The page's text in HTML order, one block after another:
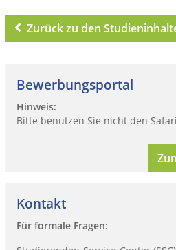
Zurück zu den
Bewerbungsportal
Hinweis:
Bitte benutzen Sie nicht den
Kontakt
Für formale Fragen: